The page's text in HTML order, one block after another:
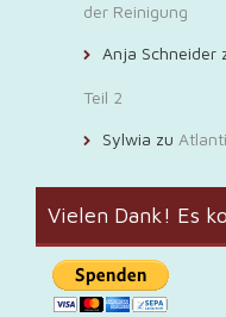
der Reinigung
Anja Schneider
Teil 2
Sylwia zu
Vielen Dank! Es